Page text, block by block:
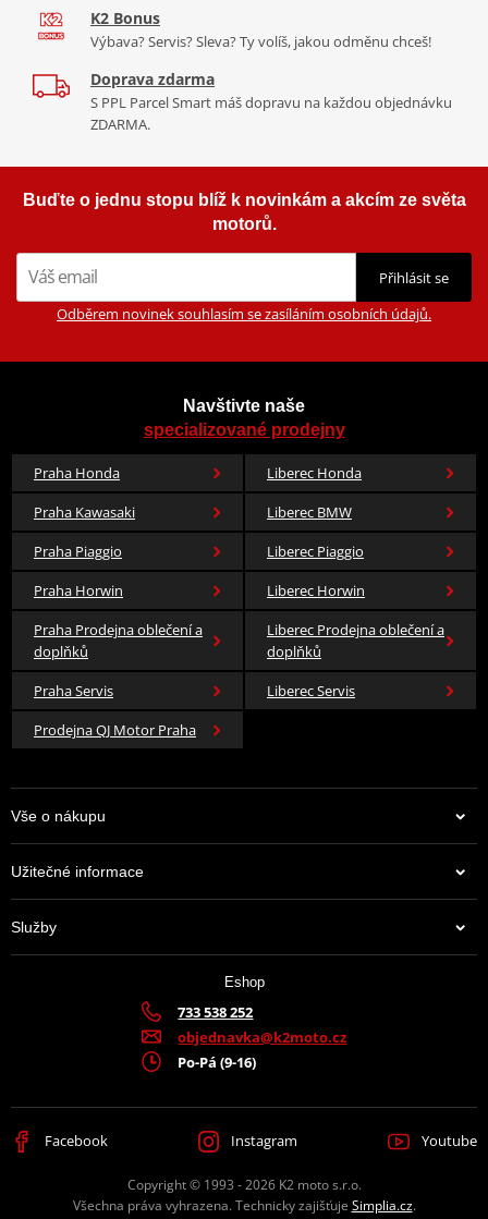
K2 Bonus
Výbava? Servis? Sleva? Ty volíš, jakou odměnu chceš!
Doprava zdarma
S PPL Parcel Smart máš dopravu na každou objednávku
ZDARMA.
Buďte o jednu stopu blíž k novinkám a akcím ze světa
motorů.
Přihlásit se
Odběrem novinek souhlasím se zasíláním osobních údajů.
Navštivte naše
specializované prodejny
Praha Honda
Liberec Honda
Praha Kawasaki
Liberec BMW
Praha Piaggio
Liberec Piaggio
Praha Horwin
Liberec Horwin
Praha Prodejna oblečení a
doplňků
Liberec Prodejna oblečení a
doplňků
Praha Servis
Liberec Servis
Prodejna QJ Motor Praha
Vše o nákupu
Užitečné informace
Služby
Eshop
733 538 252
objednavka@k2moto.cz
Po-Pá (9-16)
Facebook Instagram Youtube
Copyright © 1993 - 2026 K2 moto s.r.o.
Všechna práva vyhrazena. Technicky zajišťuje Simplia.cz.